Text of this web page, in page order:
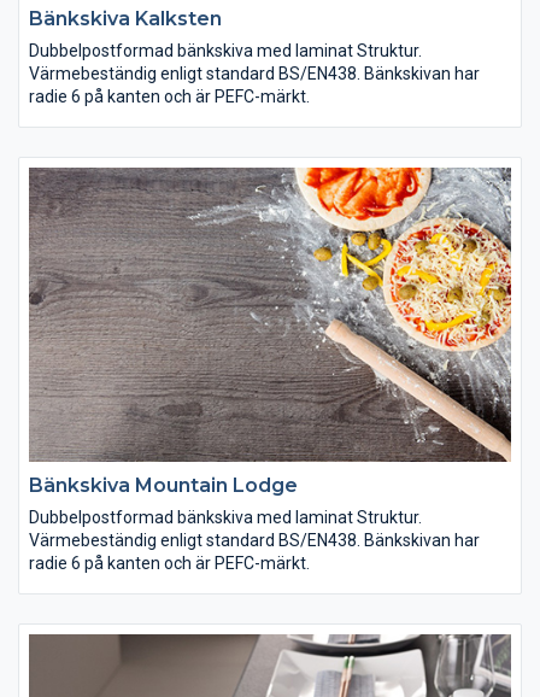
Bänkskiva Kalksten
Dubbelpostformad bänkskiva med laminat Struktur.
Värmebeständig enligt standard BS/EN438. Bänkskivan har
radie 6 på kanten och är PEFC-märkt.
Bänkskiva Mountain Lodge
Dubbelpostformad bänkskiva med laminat Struktur.
Värmebeständig enligt standard BS/EN438. Bänkskivan har
radie 6 på kanten och är PEFC-märkt.